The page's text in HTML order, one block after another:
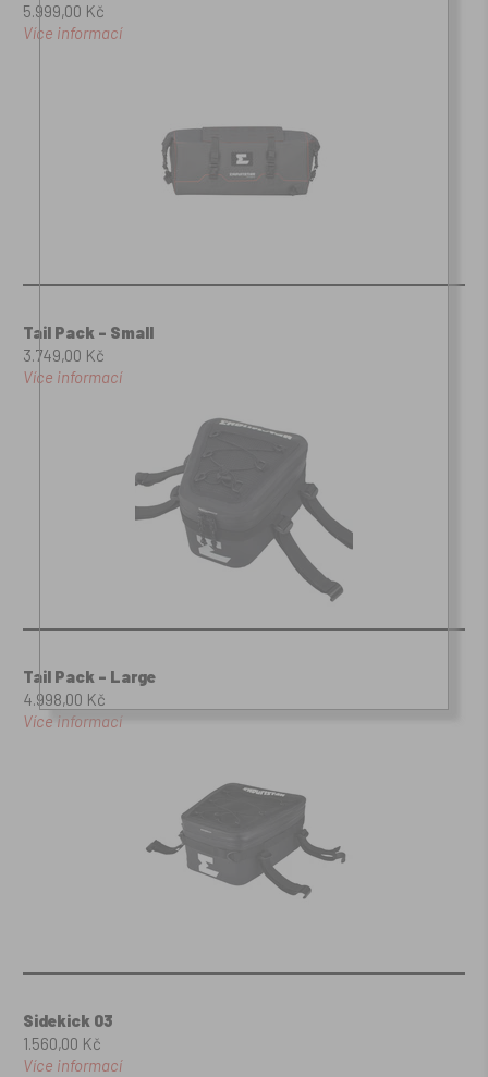
5.999,00 Kč
Více informací
Tail Pack - Small
3.749,00 Kč
Více informací
Tail Pack - Large
4.998,00 Kč
Více informací
Sidekick 03
1.560,00 Kč
Více informací